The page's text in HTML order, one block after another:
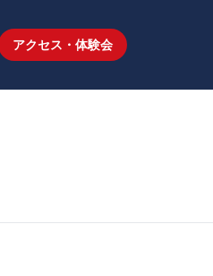
アクセス・体験会